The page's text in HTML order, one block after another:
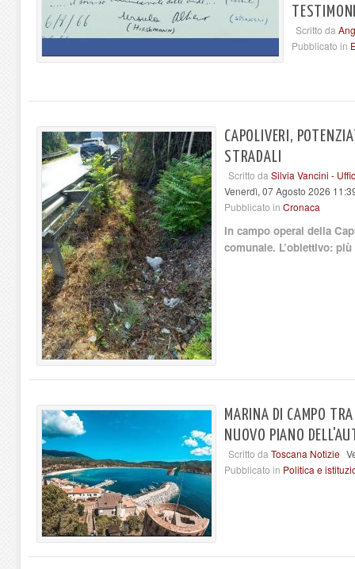
Scritto da
Pubblicato in
CAPOLIVERI,
STRADALI
Scritto da Silvia Vancini -
Venerdì, 07 Agosto 2026
Pubblicato in Cronaca
In campo operai della
comunale. L’obiettivo:
MARINA DI CAMPO
NUOVO PIANO
Scritto da Toscana Notizie
Pubblicato in Politica e